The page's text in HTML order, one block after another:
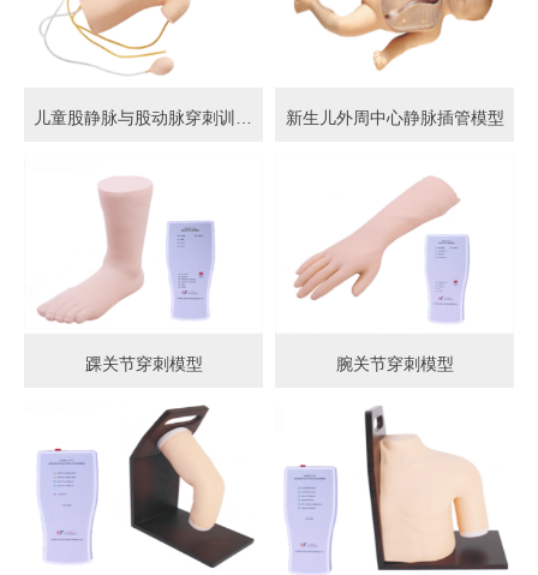
儿童股静脉与股动脉穿刺训练模型 新生儿外周中心静脉插管模型
踝关节穿刺模型 腕关节穿刺模型